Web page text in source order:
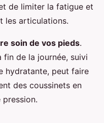
de limiter la fatigue et
les articulations.
soin de vos pieds.
fin de la journée, suivi
hydratante, peut faire
des coussinets en